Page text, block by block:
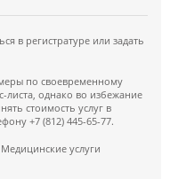
в регистратуре или задать
по своевременному
однако во избежание
стоимость услуг в
+7 (812) 445-65-77.
услуги